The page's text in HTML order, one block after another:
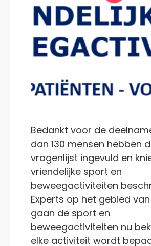
Bedankt voor de
dan 130 mensen hebben
vragenlijst ingevuld en
vriendelijke sport en
beweegactiviteiten
Experts op het gebied
gaan de sport en
beweegactiviteiten nu
elke activiteit wordt